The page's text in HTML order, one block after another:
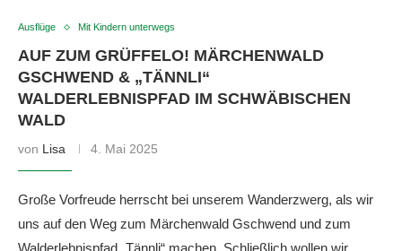
Ausflüge Mit Kindern unterwegs
AUF ZUM GRÜFFELO! MÄRCHENWALD
GSCHWEND & „TÄNNLI“
WALDERLEBNISPFAD IM SCHWÄBISCHEN
WALD
von Lisa 4. Mai 2025
Große Vorfreude herrscht bei unserem Wanderzwerg, als wir
uns auf den Weg zum Märchenwald Gschwend und zum
Walderlebnispfad „Tännli“ machen. Schließlich wollen wir …